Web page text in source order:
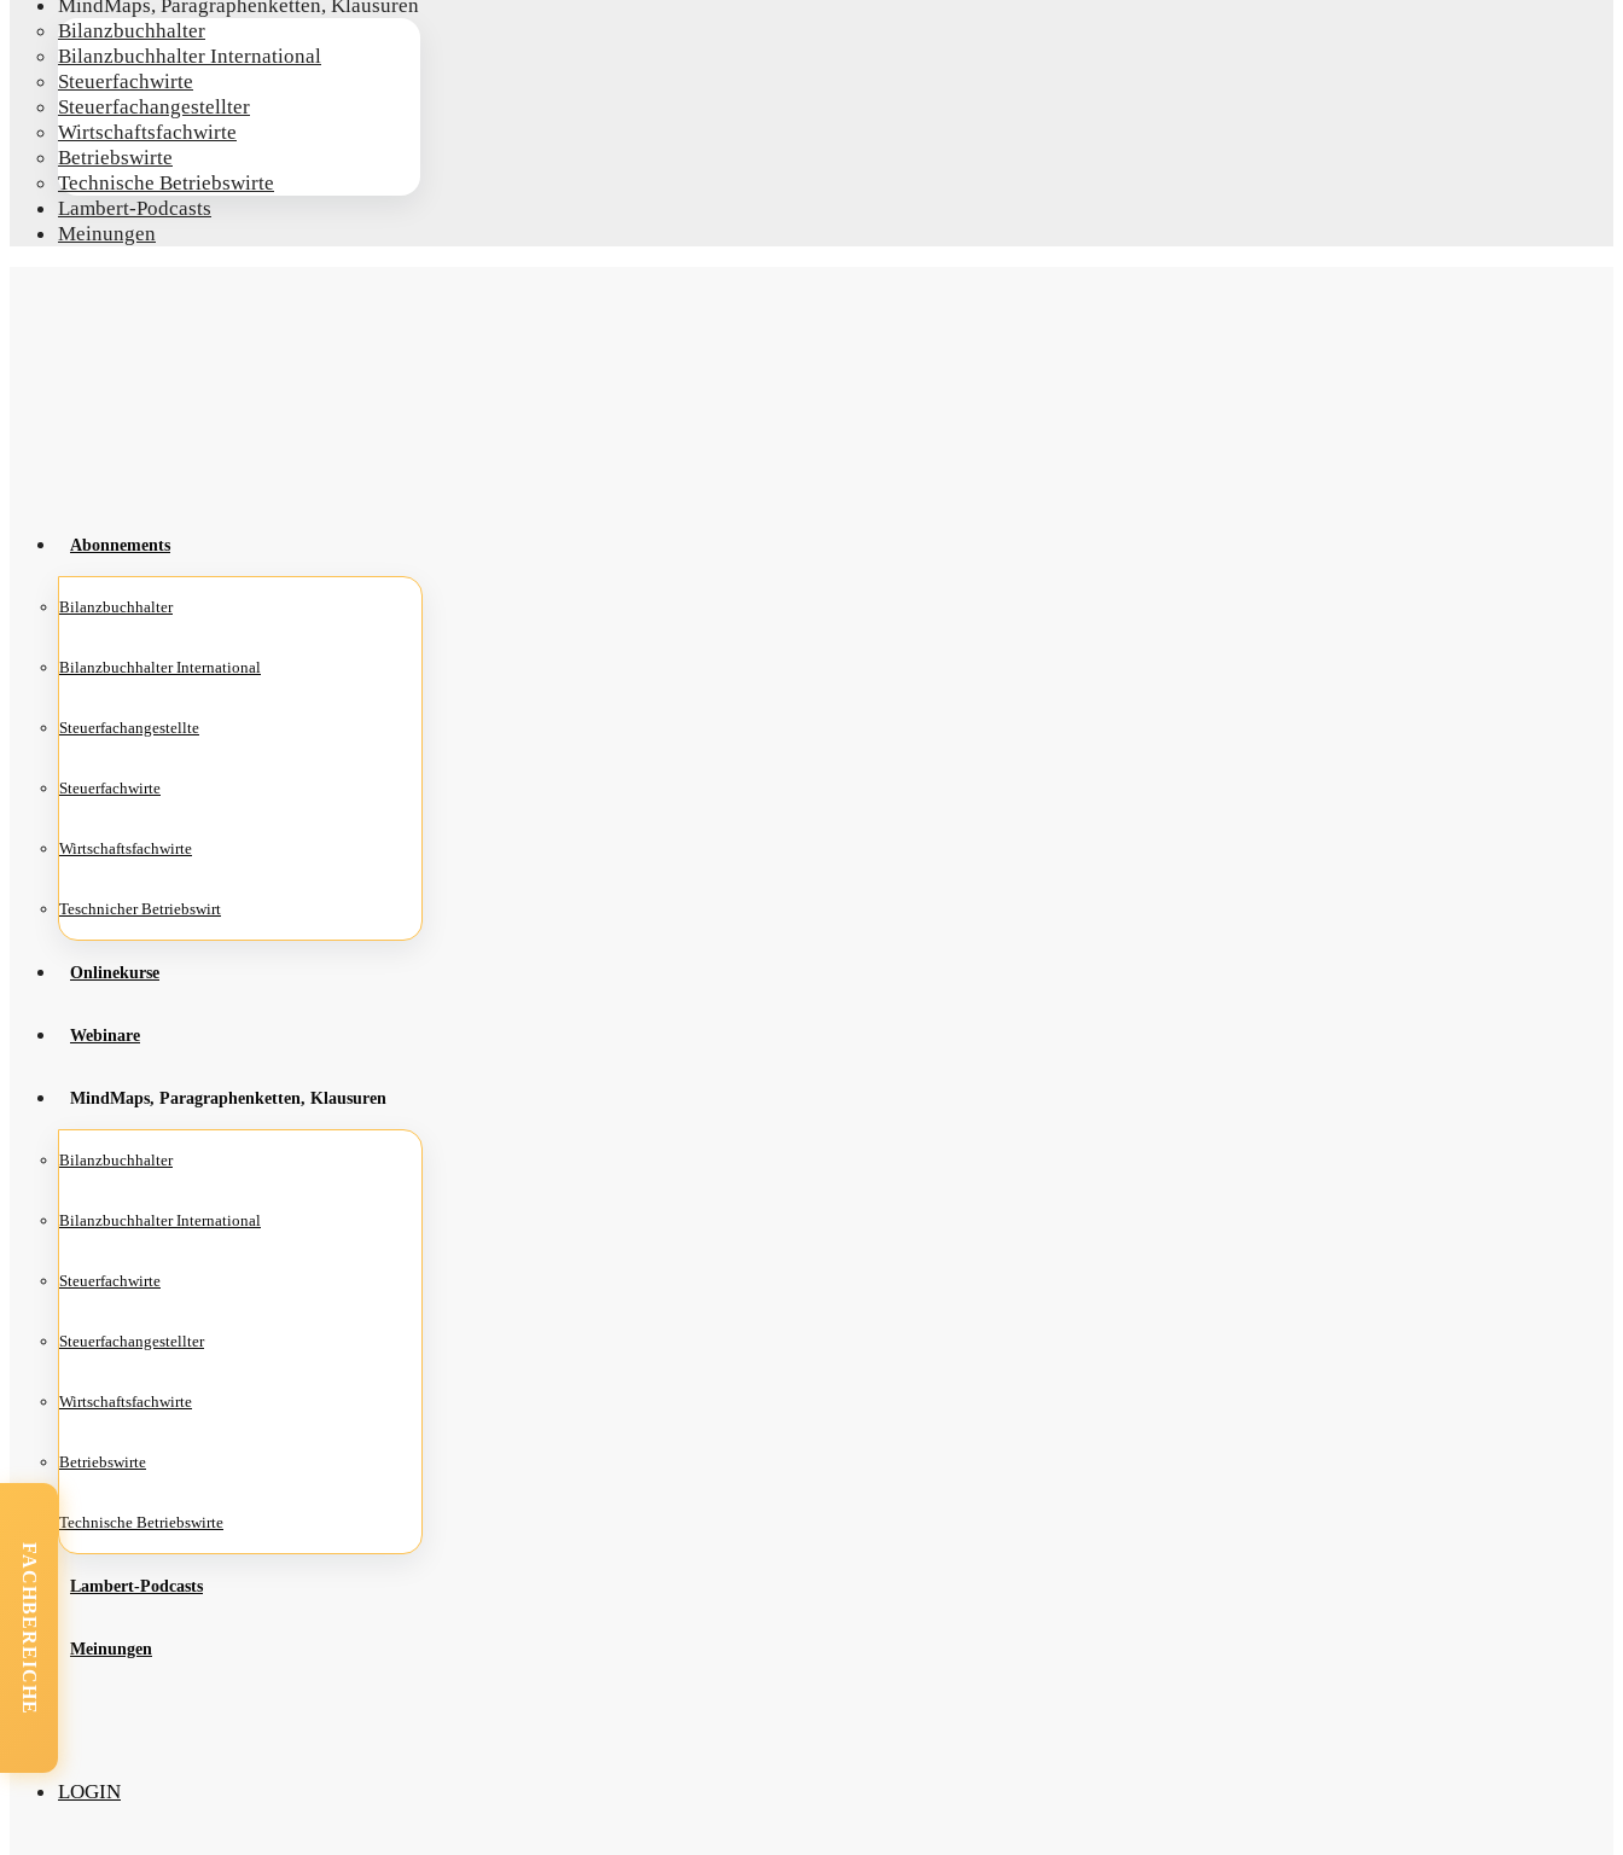
Mind­Maps, Para­gra­phen­ket­ten, Klausuren
Bilanz­buch­hal­ter
Bilanz­buch­hal­ter International
Steu­er­fach­wir­te
Steu­er­fach­an­ge­stell­ter
Wirt­schafts­fach­wir­te
Betriebs­wir­te
Tech­ni­sche Betriebswirte
Lam­­bert-Pod­­casts
Mei­nun­gen
Abon­ne­ments
Bilanz­buch­hal­ter
Bilanz­buch­hal­ter International
Steu­er­fach­an­ge­stell­te
Steu­er­fach­wir­te
Wirt­schafts­fach­wir­te
Teschni­cher Betriebswirt
Online­kur­se
Web­i­na­re
Mind­Maps, Para­gra­phen­ket­ten, Klausuren
Bilanz­buch­hal­ter
Bilanz­buch­hal­ter International
Steu­er­fach­wir­te
Steu­er­fach­an­ge­stell­ter
Wirt­schafts­fach­wir­te
Betriebs­wir­te
Tech­ni­sche Betriebswirte
Lam­­bert-Pod­­casts
Mei­nun­gen
LOGIN
FACHBEREICHE